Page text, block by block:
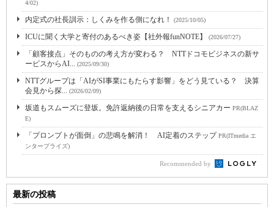
4/02)
内定式の社長訓示：しくみを作る側になれ！ (2025/10/05)
ICUに聞く大学と寄付のあるべき姿【社外報funNOTE】 (2026/07/27)
「顧客接点」そのものの考え方が変わる？ NTTドコモビジネスの新サ
ービスからAI... (2025/09/30)
NTTグループは「AIがSI事業にもたらす影響」をどう見ている？ 決算
会見から探... (2026/02/09)
坂道もスムーズに登坂。免許返納後の日常を支えるシニアカー PR(BLAZ
E)
「プロンプトが面倒」の悲鳴を解消！ AI定着のステップPR(ITmedia エ
ンタープライズ)
Recommended by
最新の投稿